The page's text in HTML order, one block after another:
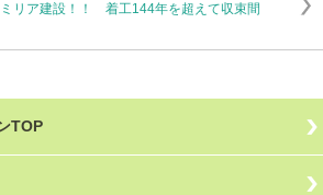
ミリア建設！！ 着工144年を超えて収束間
TOP